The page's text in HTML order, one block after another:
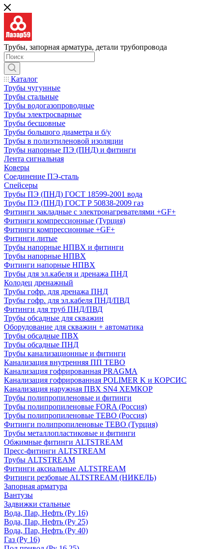
Трубы, запорная арматура, детали трубопровода
Каталог
Трубы чугунные
Трубы стальные
Трубы водогазопроводные
Трубы электросварные
Трубы бесшовные
Трубы большого диаметра и б/у
Трубы в полиэтиленовой изоляции
Трубы напорные ПЭ (ПНД) и фитинги
Лента сигнальная
Коверы
Соединение ПЭ-сталь
Спейсеры
Трубы ПЭ (ПНД) ГОСТ 18599-2001 вода
Трубы ПЭ (ПНД) ГОСТ Р 50838-2009 газ
Фитинги закладные с электронагревателями +GF+
Фитинги компрессионные (Турция)
Фитинги компрессионные +GF+
Фитинги литые
Трубы напорные НПВХ и фитинги
Трубы напорные НПВХ
Фитинги напорные НПВХ
Трубы для эл.кабеля и дренажа ПНД
Колодец дренажный
Трубы гофр. для дренажа ПНД
Трубы гофр. для эл.кабеля ПНД/ПВД
Фитинги для труб ПНД/ПВД
Трубы обсадные для скважин
Оборудование для скважин + автоматика
Трубы обсадные ПВХ
Трубы обсадные ПНД
Трубы канализационные и фитинги
Канализация внутренняя ПП TEBO
Канализация гофрированная PRAGMA
Канализация гофрированная POLIMER K и КОРСИС
Канализация наружная ПВХ SN4 ХЕМКОР
Трубы полипропиленовые и фитинги
Трубы полипропиленовые FORA (Россия)
Трубы полипропиленовые TEBO (Россия)
Фитинги полипропиленовые TEBO (Турция)
Трубы металлопластиковые и фитинги
Обжимные фитинги ALTSTREAM
Пресс-фитинги ALTSTREAM
Трубы ALTSTREAM
Фитинги аксиальные ALTSTREAM
Фитинги резбовые ALTSTREAM (НИКЕЛЬ)
Запорная арматура
Вантузы
Задвижки стальные
Вода, Пар, Нефть (Ру 16)
Вода, Пар, Нефть (Ру 25)
Вода, Пар, Нефть (Ру 40)
Газ (Ру 16)